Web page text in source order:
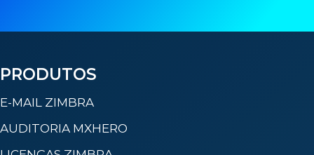
PRODUTOS
E-MAIL ZIMBRA
AUDITORIA MXHERO